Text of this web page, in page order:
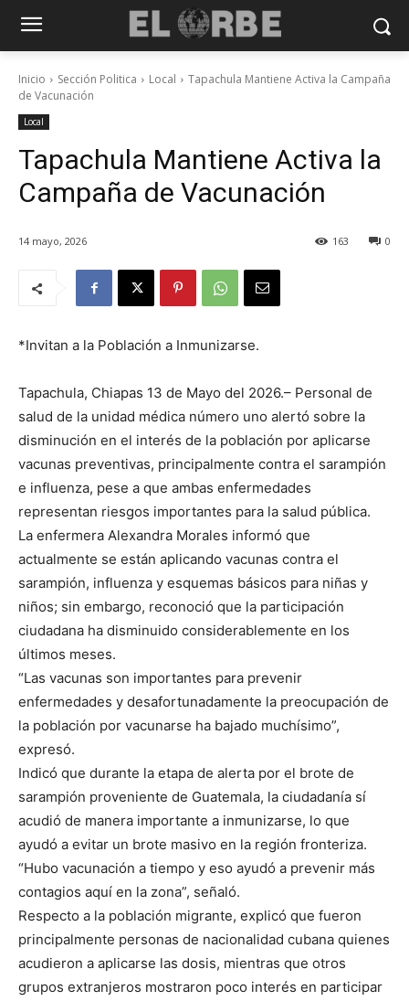
Inicio Sección Politica Local
Tapachula Mantiene Activa la Campaña
de Vacunación
Local
Tapachula Mantiene Activa la
Campaña de Vacunación
14 mayo, 2026 0
163
*Invitan a la Población a Inmunizarse.
Tapachula, Chiapas 13 de Mayo del 2026.– Personal de
salud de la unidad médica número uno alertó sobre la
disminución en el interés de la población por aplicarse
vacunas preventivas, principalmente contra el sarampión
e influenza, pese a que ambas enfermedades
representan riesgos importantes para la salud pública.
La enfermera Alexandra Morales informó que
actualmente se están aplicando vacunas contra el
sarampión, influenza y esquemas básicos para niñas y
niños; sin embargo, reconoció que la participación
ciudadana ha disminuido considerablemente en los
últimos meses.
“Las vacunas son importantes para prevenir
enfermedades y desafortunadamente la preocupación de
la población por vacunarse ha bajado muchísimo”,
expresó.
Indicó que durante la etapa de alerta por el brote de
sarampión proveniente de Guatemala, la ciudadanía sí
acudió de manera importante a inmunizarse, lo que
ayudó a evitar un brote masivo en la región fronteriza.
“Hubo vacunación a tiempo y eso ayudó a prevenir más
contagios aquí en la zona”, señaló.
Respecto a la población migrante, explicó que fueron
principalmente personas de nacionalidad cubana quienes
acudieron a aplicarse las dosis, mientras que otros
grupos extranjeros mostraron poco interés en participar